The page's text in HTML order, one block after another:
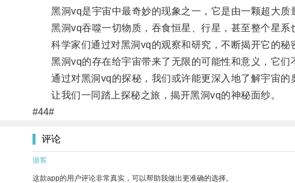
黑洞vq是宇宙中最奇妙的现象之一，它是由一颗超大质
黑洞vq吞噬一切物质，吞食恒星、行星，甚至整个星系
科学家们通过对黑洞vq的观察和研究，不断揭开它的秘
黑洞vq的存在给宇宙带来了无限的可能性和意义，它们
通过对黑洞vq的探秘，我们或许能更深入地了解宇宙的
让我们一同踏上探秘之旅，揭开黑洞vq的神秘面纱。
#44#
评论
游客
这款app的用户评论非常真实，可以帮助我做出更准确的选择。